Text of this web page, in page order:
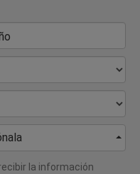
la información